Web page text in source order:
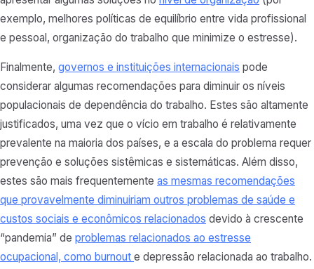
exemplo, melhores políticas de equilíbrio entre vida profissional
e pessoal, organização do trabalho que minimize o estresse).
Finalmente, governos e instituições internacionais pode
considerar algumas recomendações para diminuir os níveis
populacionais de dependência do trabalho. Estes são altamente
justificados, uma vez que o vício em trabalho é relativamente
prevalente na maioria dos países, e a escala do problema requer
prevenção e soluções sistêmicas e sistemáticas. Além disso,
estes são mais frequentemente as mesmas recomendações
que provavelmente diminuiriam outros problemas de saúde e
custos sociais e econômicos relacionados devido à crescente
“pandemia” de problemas relacionados ao estresse
ocupacional, como burnout e depressão relacionada ao trabalho.